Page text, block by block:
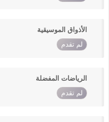
الأذواق الموسيقية
لم تقدم
الرياضات المفضلة
لم تقدم